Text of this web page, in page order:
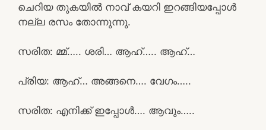
ചെറിയ തുകയിൽ നാവ് കയറി ഇറങ്ങിയപ്പോൾ
നല്ല രസം തോന്നുന്നു.
സരിത: മ്മ്….. ശരി… ആഹ്….. ആഹ്…
പ്രിയ: ആഹ്… അങ്ങനെ…. വേഗം…..
സരിത: എനിക്ക് ഇപ്പോൾ…. ആവും…..